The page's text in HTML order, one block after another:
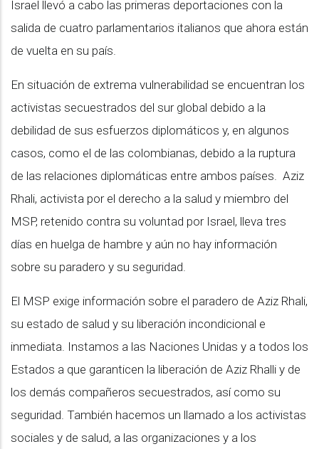
Israel llevó a cabo las primeras deportaciones con la
salida de cuatro parlamentarios italianos que ahora están
de vuelta en su país.
En situación de extrema vulnerabilidad se encuentran los
activistas secuestrados del sur global debido a la
debilidad de sus esfuerzos diplomáticos y, en algunos
casos, como el de las colombianas, debido a la ruptura
de las relaciones diplomáticas entre ambos países. Aziz
Rhali, activista por el derecho a la salud y miembro del
MSP, retenido contra su voluntad por Israel, lleva tres
días en huelga de hambre y aún no hay información
sobre su paradero y su seguridad.
El MSP exige información sobre el paradero de Aziz Rhali,
su estado de salud y su liberación incondicional e
inmediata. Instamos a las Naciones Unidas y a todos los
Estados a que garanticen la liberación de Aziz Rhalli y de
los demás compañeros secuestrados, así como su
seguridad. También hacemos un llamado a los activistas
sociales y de salud, a las organizaciones y a los